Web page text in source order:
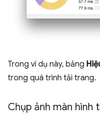
Trong ví dụ này, bảng
trong quá trình tải trang.
Chụp ảnh màn hình